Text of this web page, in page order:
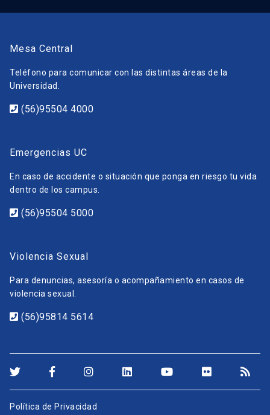
Mesa Central
Teléfono para comunicar con las distintas áreas de la
Universidad.
(56)95504 4000
Emergencias UC
En caso de accidente o situación que ponga en riesgo tu vida
dentro de los campus.
(56)95504 5000
Violencia Sexual
Para denuncias, asesoría o acompañamiento en casos de
violencia sexual.
(56)95814 5614
Política de Privacidad